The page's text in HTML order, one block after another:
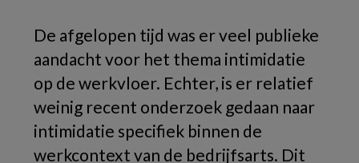
De afgelopen tijd was er veel publieke
aandacht voor het thema intimidatie
op de werkvloer. Echter, is er relatief
weinig recent onderzoek gedaan naar
intimidatie specifiek binnen de
werkcontext van de bedrijfsarts. Dit